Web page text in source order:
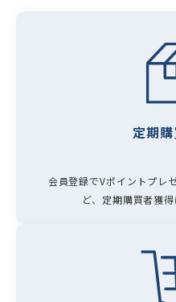
定期
会員登録でVポイントプレ
ど、定期購買者獲